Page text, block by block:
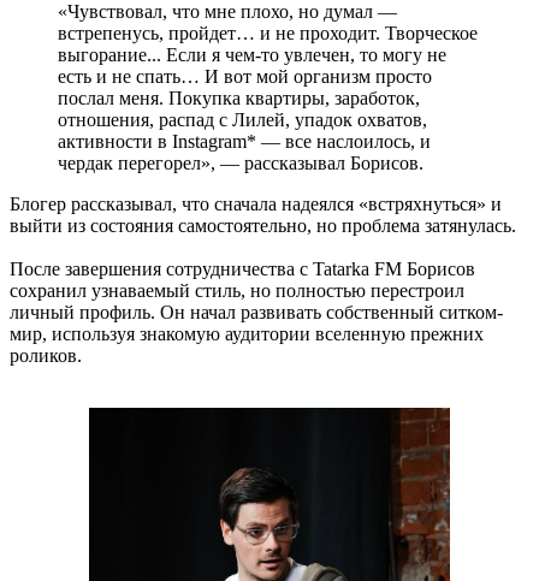
«Чувствовал, что мне плохо, но думал —
встрепенусь, пройдет… и не проходит. Творческое
выгорание... Если я чем-то увлечен, то могу не
есть и не спать… И вот мой организм просто
послал меня. Покупка квартиры, заработок,
отношения, распад с Лилей, упадок охватов,
активности в Instagram* — все наслоилось, и
чердак перегорел», — рассказывал Борисов.
Блогер рассказывал, что сначала надеялся «встряхнуться» и
выйти из состояния самостоятельно, но проблема затянулась.
После завершения сотрудничества с Tatarka FM Борисов
сохранил узнаваемый стиль, но полностью перестроил
личный профиль. Он начал развивать собственный ситком-
мир, используя знакомую аудитории вселенную прежних
роликов.